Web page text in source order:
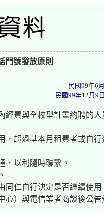
門號發放原則
民國99年6
民國99年12月9
經費與全校型計畫約聘的
，超過基本月租費者或自
，以利隨時聯繫。
同仁自行決定是否繼續使用
心）與電信業者商談後公